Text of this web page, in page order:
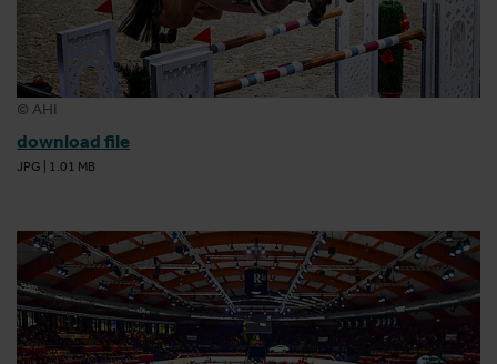
© AHI
download file
JPG 1.01 MB